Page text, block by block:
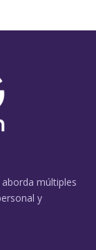
múltiples
y